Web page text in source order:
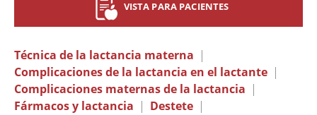
VISTA PARA PACIENTES
Técnica de la lactancia materna |
Complicaciones de la lactancia en el lactante |
Complicaciones maternas de la lactancia |
Fármacos y lactancia | Destete |